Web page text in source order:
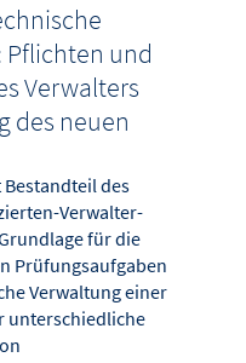
Pflichten und
Verwalters
des neuen
Bestandteil des
Verwalter-
für die
Prüfungsaufgaben
Verwaltung einer
unterschiedliche